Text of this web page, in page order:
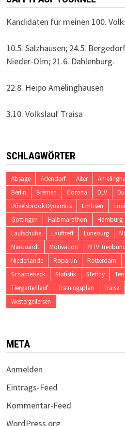
Kandidaten für meinen 100.
10.5. Salzhausen; 24.5.
Nieder-Olm; 21.6. Dahlenburg.
22.8. Heipo Amelinghausen
3.10. Volkslauf Traisa
SCHLAGWÖRTER
Absage Adendorf Alter
Berlin
Bremen Corona DLV
Düvelsbrook Dynamics
Embsen
Göttingen
Halbmarathon Hamburg
Laufschuhe
Lauftreff Lüneburg
Marquardt
Motivation MTV
Niederlande
Roparun Rotterdam
Scharnebeck
Statistik Steffny
Tiergartenlauf
Trainingsplan Traisa
Westergellersen
META
Anmelden
Eintrags-Feed
Kommentar-Feed
WordPress.org